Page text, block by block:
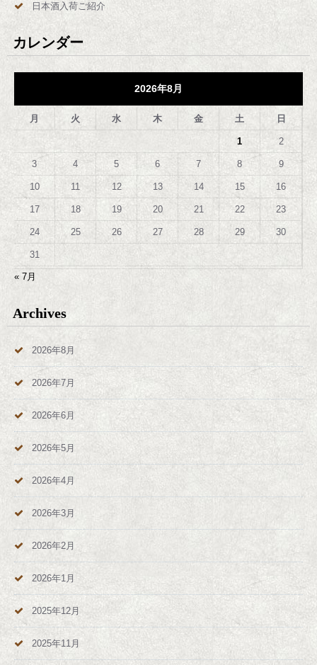
日本酒入荷ご紹介
カレンダー
2026年8月
月 火 水 木 金 土 日
1 2
3 4 5 6 7 8 9
10 11 12 13 14 15 16
17 18 19 20 21 22 23
24 25 26 27 28 29 30
31
« 7月
Archives
2026年8月
2026年7月
2026年6月
2026年5月
2026年4月
2026年3月
2026年2月
2026年1月
2025年12月
2025年11月